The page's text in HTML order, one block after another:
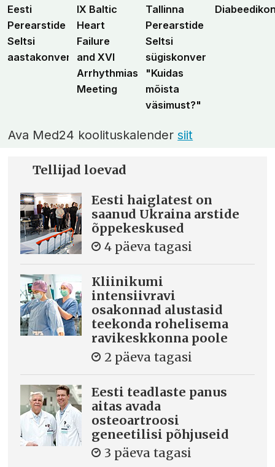
Eesti
Perearstide
Seltsi
aastakonverents
IX Baltic
Heart
Failure
and XVI
Arrhythmias
Meeting
Tallinna
Perearstide
Seltsi
sügiskonverents
"Kuidas
mõista
väsimust?"
Ava Med24 koolituskalendersiit
Tellijad loevad
Eesti haiglatest on
saanud Ukraina arstide
õppekeskused
4 päeva tagasi
Kliinikumi
intensiivravi
osakonnad alustasid
teekonda rohelisema
ravikeskkonna poole
2 päeva tagasi
Eesti teadlaste panus
aitas avada
osteoartroosi
geneetilisi põhjuseid
3 päeva tagasi